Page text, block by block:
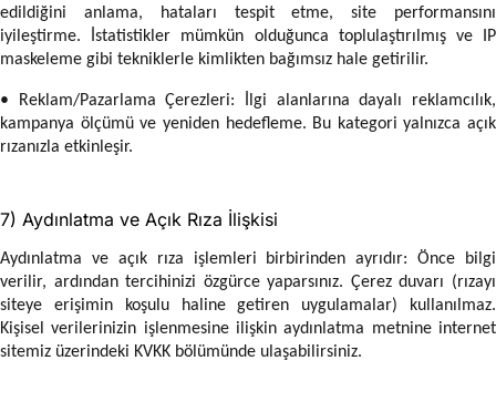
edildiğini anlama, hataları tespit etme, site performansını
iyileştirme. İstatistikler mümkün olduğunca toplulaştırılmış ve IP
maskeleme gibi tekniklerle kimlikten bağımsız hale getirilir.
• Reklam/Pazarlama Çerezleri: İlgi alanlarına dayalı reklamcılık,
kampanya ölçümü ve yeniden hedefleme. Bu kategori yalnızca açık
rızanızla etkinleşir.
7) Aydınlatma ve Açık Rıza İlişkisi
Aydınlatma ve açık rıza işlemleri birbirinden ayrıdır: Önce bilgi
verilir, ardından tercihinizi özgürce yaparsınız. Çerez duvarı (rızayı
siteye erişimin koşulu haline getiren uygulamalar) kullanılmaz.
Kişisel verilerinizin işlenmesine ilişkin aydınlatma metnine internet
sitemiz üzerindeki KVKK bölümünde ulaşabilirsiniz.